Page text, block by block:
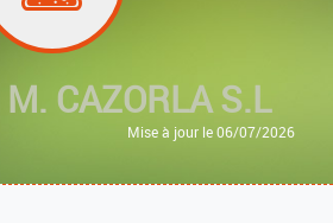
M. CAZORLA S.L
Mise à jour le 06/07/2026